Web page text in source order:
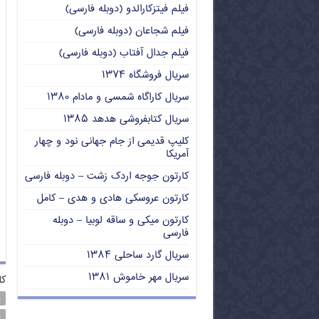
فیلم فیتزکارالدو (دوبله فارسی)
فیلم شجاعان (دوبله فارسی)
فیلم جدال آفتاب (دوبله فارسی)
سریال فروشگاه ۱۳۷۴
سریال کاراگاه شمسی و مادام ۱۳۸۰
سریال کتابفروشی هدهد ۱۳۸۵
کلیپ قدیمی از جام جهانی نود و چهار
آمریکا
کارتون جوجه اردک زشت – دوبله فارسی
کارتون عروسکی هادی و هدی – کامل
کارتون میکی و ساقه لوبیا – دوبله
فارسی
سریال گارد ساحلی ۱۳۸۴
سریال مهر خاموش ۱۳۸۱